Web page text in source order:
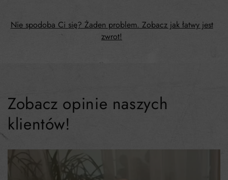
Nie spodoba Ci się? Żaden problem. Zobacz jak łatwy jest
zwrot!
Zobacz opinie naszych
klientów!